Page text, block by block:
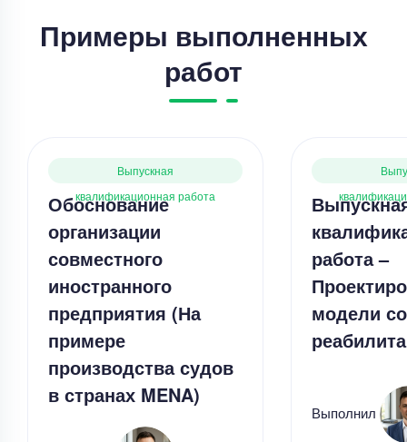
Примеры выполненных
работ
Выпускная
квалификационная работа
Обоснование
организации
совместного
иностранного
предприятия (На
примере
производства судов
в странах MENA)
работа –
модели
Выполнил